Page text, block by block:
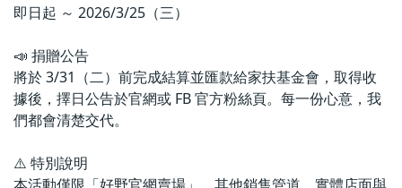
即日起 ～ 2026/3/25（三）
📣 捐贈公告
將於 3/31（二）前完成結算並匯款給家扶基金會，取得收
據後，擇日公告於官網或 FB 官方粉絲頁。每一份心意，我
們都會清楚交代。
⚠️ 特別說明